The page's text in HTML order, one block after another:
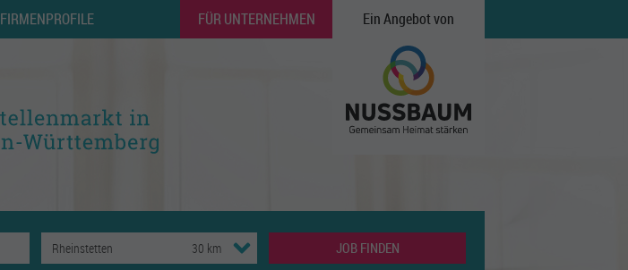
FIRMENPROFILE FÜR UNTERNEHMEN Ein Angebot von
JOB FINDEN